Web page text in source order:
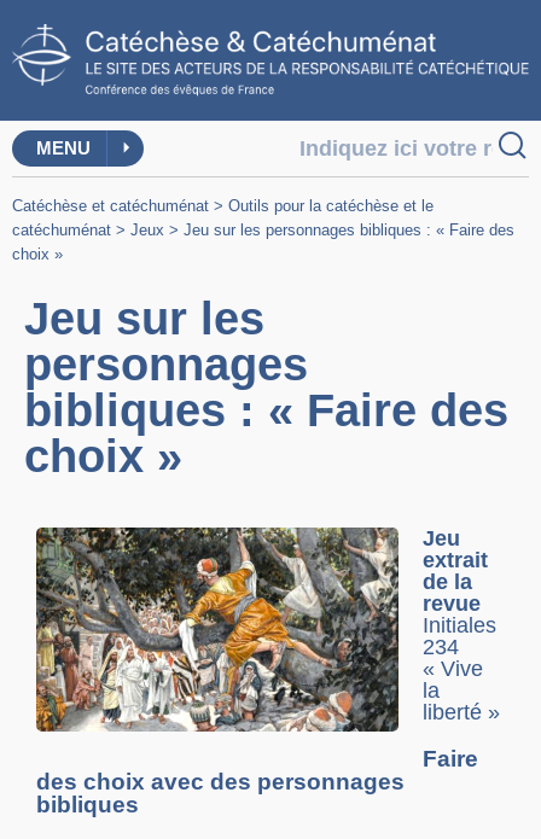
MENU
Catéchèse et catéchuménat > Outils pour la catéchèse et le
catéchuménat > Jeux > Jeu sur les personnages bibliques : « Faire des
choix »
Jeu sur les
personnages
bibliques : « Faire des
choix »
Jeu
extrait
de la
revue
Initiales
234
« Vive
la
liberté »
Faire
des choix avec des personnages
bibliques